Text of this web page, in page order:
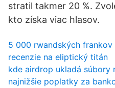
stratil takmer 20 %.
kto získa viac hlasov.
5 000 rwandských frankov
recenzie na eliptický titán
kde airdrop ukladá súbory
najnižšie poplatky za